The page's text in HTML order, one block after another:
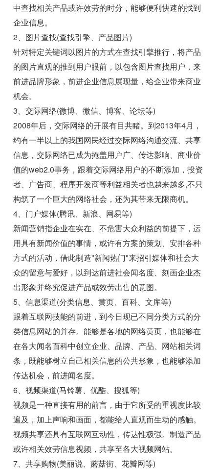
中查找相关产品或许效劳的时分，能够便利快速的找到
企业信息。
2、图片查找(查找引擎、产品图片)
针对特定关键词以图片的方式在查找引擎推行，将产品
的图片直观的推到用户眼前，以包含图片查找用户，来
前进品牌形象，前进企业信息展现量，给企业带来商业
机会。
3、交际网络(微博、微信、博客、论坛等)
2008年后，交际网络的开展有目共睹。到2013年4月，
约有一半以上的我国网民经过交际网络沟通交流、共享
信息，交际网络已成为掩盖用户广、传达影响、商业价
值的web2.0事务，跟着交际网络用户的不断添加，投资
者、广告商、程序开发商等利益相关者也越来越多,不只
构筑了一个巨大的网络社会，还为其带来无限商机。
4、门户媒体(腾讯、新浪、网易等)
新闻营销指企业在实在、不危害大众利益的前提下，运
用具有新闻价值的事情，或许有方案的策划、安排各种
方式的活动，借此制造"新闻热门"来招引媒体和社会大
众的留意与爱好，以到达前进社会闻名度、刻画企业杰
出形象并终究促进产品或效劳出售的意图。
5、信息渠道(分类信息、黄页、百科、文库等)
跟着互联网技能的前进，到今日现已不同分类方式的分
类信息网站的并存。能够是各地的网络黄页，也能够在
在各大闻名百科中创立企业、品牌、产品、网站相关词
条，既能够树立自己相关信息的公共形象，也能够添加
传达机会，前进闻名度。
6、视频渠道(马铃薯、优酷、搜狐等)
视频是一种直接有用的前言，由于它所受的重视度比较
遍及，加上声响和画面，都能给人直观而生动的感触。
视频共享还具有互联网互动性，传达性极强。制造产品
或许相关效劳信息视频，共享至各大视频网站。
7、共享购物(美丽说、蘑菇街、花瓣网等)